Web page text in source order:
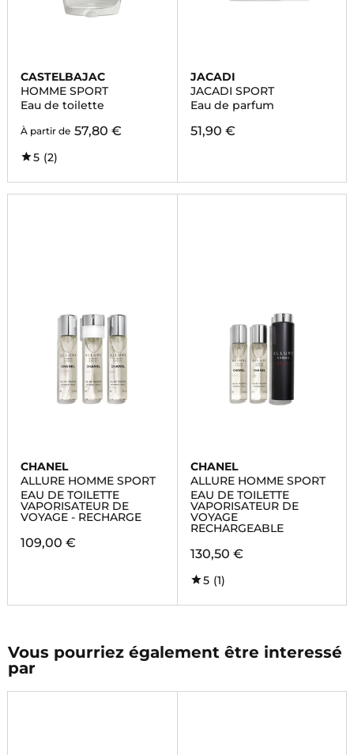
CASTELBAJAC
HOMME SPORT
Eau de toilette
À partir de 57,80 €
5 (2)
JACADI
JACADI SPORT
Eau de parfum
51,90 €
CHANEL
ALLURE HOMME SPORT
EAU DE TOILETTE
VAPORISATEUR DE
VOYAGE - RECHARGE
109,00 €
CHANEL
ALLURE HOMME SPORT
EAU DE TOILETTE
VAPORISATEUR DE
VOYAGE
RECHARGEABLE
130,50 €
5 (1)
Vous pourriez également être interessé
par